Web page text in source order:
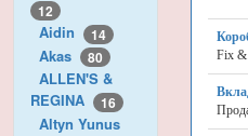
12
Aidin 14
Akas 80
ALLEN'S &
REGINA
16
Altyn Yunus
Fix